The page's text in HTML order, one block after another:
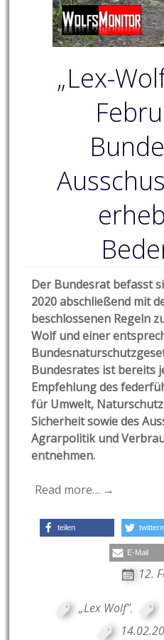
„Lex-
Der Bundesrat befasst
2020 abschließend mit
beschlossenen Regeln
Wolf und einer
Bundesrates ist bereits
Empfehlung des
für Umwelt,
Sicherheit sowie des
Agrarpolitik und
entnehmen.
Read more… →
teilen twittern
E-Mail
12.
„Lex Wolf",